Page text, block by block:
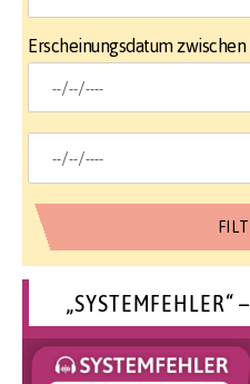
Erscheinungsdatum zwischen
„SYSTEMFEHLER“